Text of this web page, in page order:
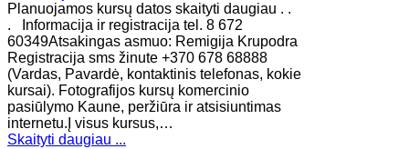
Planuojamos kursų datos skaityti daugiau . .
. Informacija ir registracija tel. 8 672
60349Atsakingas asmuo: Remigija Krupodra
Registracija sms žinute +370 678 68888
(Vardas, Pavardė, kontaktinis telefonas, kokie
kursai). Fotografijos kursų komercinio
pasiūlymo Kaune, peržiūra ir atsisiuntimas
internetu.Į visus kursus,…
Skaityti daugiau ...